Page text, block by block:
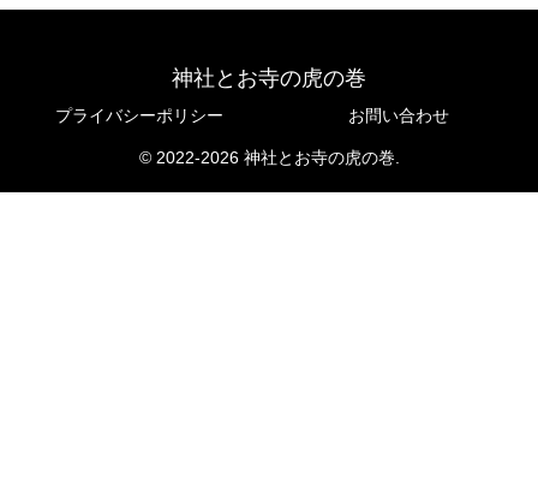
神社とお寺の虎の巻
プライバシーポリシー お問い合わせ
© 2022-2026 神社とお寺の虎の巻.